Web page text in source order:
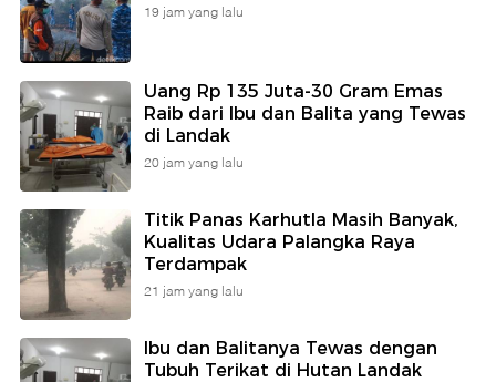
19 jam yang lalu
Uang Rp 135 Juta-30 Gram Emas
Raib dari Ibu dan Balita yang Tewas
di Landak
20 jam yang lalu
Titik Panas Karhutla Masih Banyak,
Kualitas Udara Palangka Raya
Terdampak
21 jam yang lalu
Ibu dan Balitanya Tewas dengan
Tubuh Terikat di Hutan Landak